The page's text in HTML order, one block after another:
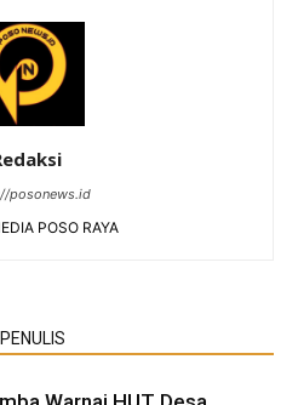
posonews.id
POSO RAYA